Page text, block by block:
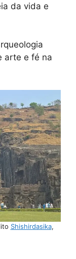
da vida e
arte e fé na
Shishirdasika,